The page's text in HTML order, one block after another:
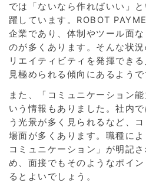
では「ないなら作ればいい」
躍しています。ROBOT
企業であり、体制やツール面
のが多くあります。そんな状
リエイティビティを発揮でき
見極められる傾向にあるようで
また、「コミュニケーション
いう情報もありました。社内
う光景が多く見られるなど、
場面が多くあります。職種に
コミュニケーション」が明記
め、面接でもそのようなポイ
るとよいでしょう。